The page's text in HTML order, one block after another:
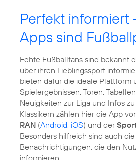
Perfekt informiert
Apps sind
Echte Fußballfans sind bekannt
über ihren Lieblingssport
bieten dafür die ideale Plattform
Spielergebnissen, Toren,
Neuigkeiten zur Liga und Infos
Klassikern zählen hier die App
RAN (Android, iOS) und der
Besonders hilfreich sind auch
Benachrichtigungen, die den
informieren.